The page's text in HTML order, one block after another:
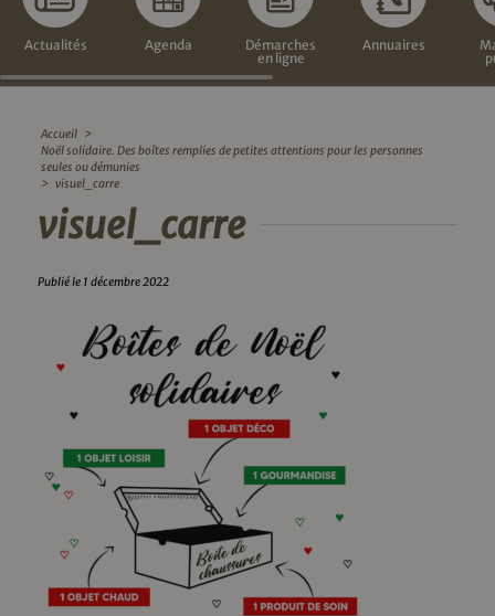
Actualités Agenda
Démarches
en ligne
Annuaires
Accueil >
Noël solidaire. Des boîtes remplies de petites attentions pour les personnes
seules ou démunies
> visuel_carre
visuel_carre
Publié le 1 décembre 2022